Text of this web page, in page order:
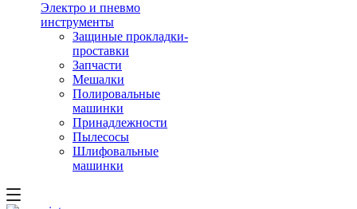
Электро и пневмо
инструменты
Защиные прокладки-
проставки
Запчасти
Мешалки
Полировальные
машинки
Принадлежности
Пылесосы
Шлифовальные
машинки